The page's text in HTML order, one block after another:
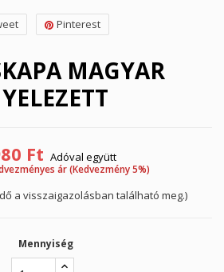
Pinterest
MAGYAR
Ft Adóval együtt
ár (Kedvezmény 5%)
a visszaigazolásban található meg.)
Mennyiség